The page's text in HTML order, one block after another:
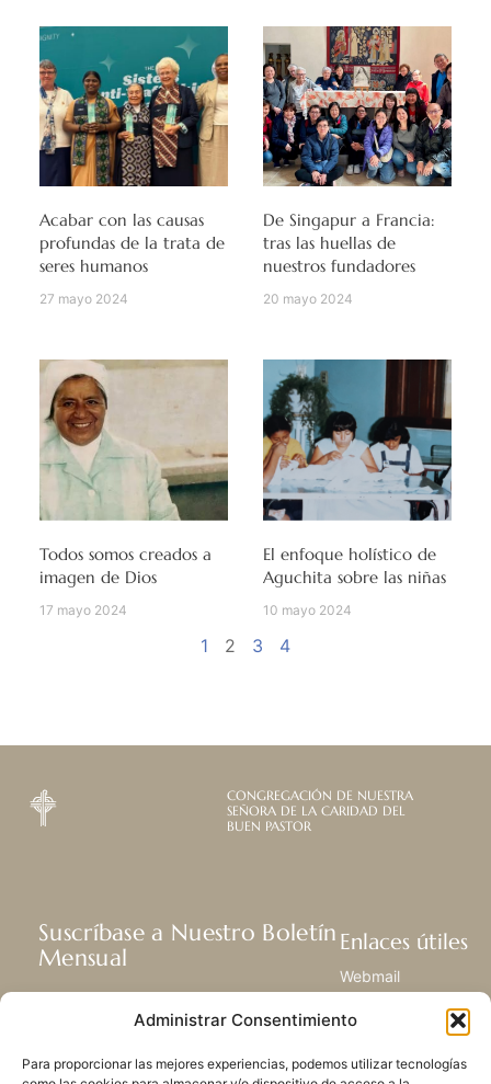
Administrar Consentimiento
Para proporcionar las mejores experiencias, podemos utilizar tecnologías
Acabar con las causas
profundas de la trata de
seres humanos
27 mayo 2024
De Singapur a Francia:
tras las huellas de
nuestros fundadores
20 mayo 2024
Todos somos creados a
imagen de Dios
17 mayo 2024
El enfoque holístico de
Aguchita sobre las niñas
10 mayo 2024
1 2 3 4
CONGREGACIÓN DE NUESTRA
SEÑORA DE LA CARIDAD DEL
BUEN PASTOR
Suscríbase a Nuestro Boletín
Mensual
Recibir las últimas noticias acerca de
nuestra vida, la misión y ministerios de
Enlaces útiles
Webmail
Centro de Recursos
Mapa del sitio